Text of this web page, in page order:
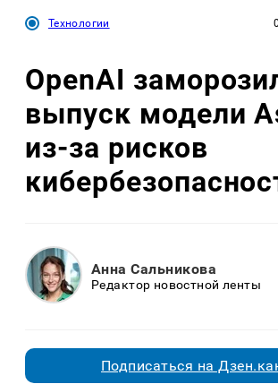
Технологии
OpenAI
выпуск модели
из-за рисков
Анна Сальникова
Редактор новостной ленты
Подписаться на